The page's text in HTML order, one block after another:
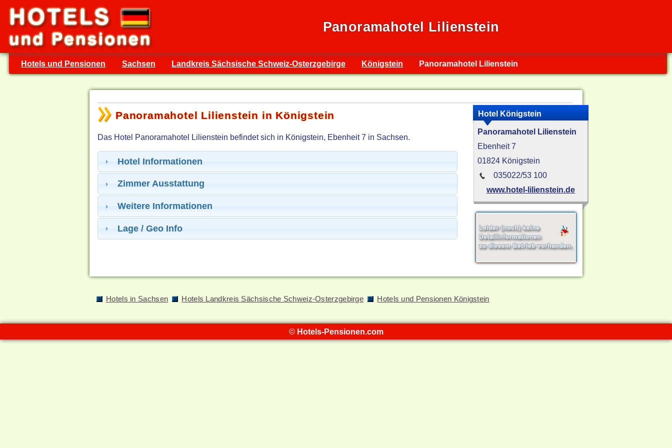
Panoramahotel Lilienstein
Hotels und Pensionen Sachsen Landkreis Sächsische Schweiz-Osterzgebirge Königstein Panoramahotel Lilienstein
Panoramahotel Lilienstein in Königstein
Das Hotel Panoramahotel Lilienstein befindet sich in Königstein, Ebenheit 7 in Sachsen.
Hotel Informationen
Zimmer Ausstattung
Weitere Informationen
Lage / Geo Info
Hotel Königstein
Panoramahotel Lilienstein
Ebenheit 7
01824 Königstein
035022/53 100
www.hotel-lilienstein.de
Hotels in Sachsen Hotels Landkreis Sächsische Schweiz-Osterzgebirge Hotels und Pensionen Königstein
© Hotels-Pensionen.com